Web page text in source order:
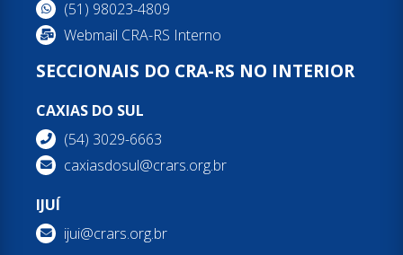
(51) 98023-4809
Webmail CRA-RS Interno
SECCIONAIS DO CRA-RS NO INTERIOR
CAXIAS DO SUL
(54) 3029-6663
caxiasdosul@crars.org.br
IJUÍ
ijui@crars.org.br